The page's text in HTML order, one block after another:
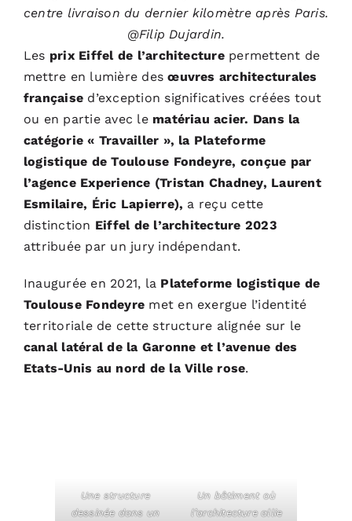
centre livraison du dernier kilomètre après Paris.
@Filip Dujardin.
Les prix Eiffel de l’architecture permettent de
mettre en lumière des œuvres architecturales
française d’exception significatives créées tout
ou en partie avec lematériau acier. Dans la
catégorie « Travailler », la Plateforme
logistique de Toulouse Fondeyre, conçue par
l’agence Experience (Tristan Chadney, Laurent
Esmilaire, Éric Lapierre), a reçu cette
distinction Eiffel de l’architecture 2023
attribuée par un jury indépendant.
Inaugurée en 2021, la Plateforme logistique de
Toulouse Fondeyre met en exergue l’identité
territoriale de cette structure alignée sur le
canal latéral de la Garonne et l’avenue des
Etats-Unis au nord de la Ville rose.
Une structure
dessinée dans un
Un bâtiment où
l’architecture allie